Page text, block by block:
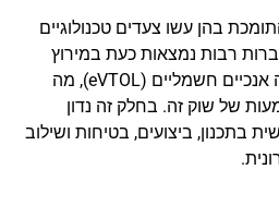
בהן עשו צעדים טכנולוגיים
רבות נמצאות כעת במירוץ
לפיתוח רכבי המראה ונחיתה אנכיים חשמליים (eVTOL), מה
של שוק זה. בחלק זה נדון
בתכנון, ביצועים, בטיחות ושילוב